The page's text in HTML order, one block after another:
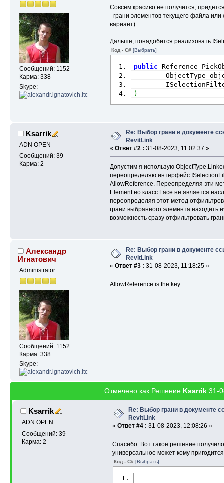
Сообщений: 1152
Карма: 338
Skype:
Совсем красиво не получится,
- грани элементов текущего файла
вариант)
Дальше, понадобится реализовать
Код - C# [Выбрать]
public Reference
ObjectType
ISelectionFilter
)
Ksarrik
ADN OPEN
Сообщений: 39
Карма: 2
Re: Выбор грани в документе
RevitLink
« Ответ #2 : 31-08-2023, 11:02:37 »
Допустим я использую
переопределяю интерфейс
AllowReference. Переопределяя эти
Element но класс Face не является
переопределяя этот метод
грани выбранного элемента находить
возможность сразу отфильтровать
Александр
Игнатович
Administrator
Сообщений: 1152
Карма: 338
Skype:
Re: Выбор грани в документе
RevitLink
« Ответ #3 : 31-08-2023, 11:18:25 »
AllowReference is the key
Отмечено как Решение Ksarrik31-
Ksarrik
ADN OPEN
Сообщений: 39
Карма: 2
Re: Выбор грани в документе
RevitLink
« Ответ #4 : 31-08-2023, 12:08:26 »
Спасибо. Вот такое решение
универсальное может кому
Код - C# [Выбрать]